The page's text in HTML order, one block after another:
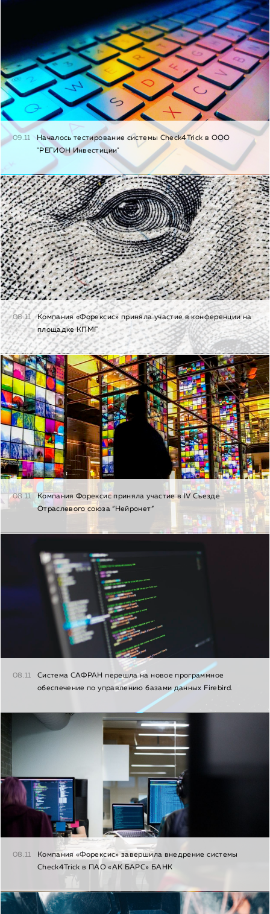
09.11
Началось тестирование системы Check4Trick в ООО
"РЕГИОН Инвестиции"
08.11
Компания «Форексис» приняла участие в конференции на
площадке КПМГ
08.11
Компания Форексис приняла участие в IV Съезде
Отраслевого союза “Нейронет”
08.11
Система САФРАН перешла на новое программное
обеспечение по управлению базами данных Firebird.
08.11
Компания «Форексис» завершила внедрение системы
Check4Trick в ПАО «АК БАРС» БАНК